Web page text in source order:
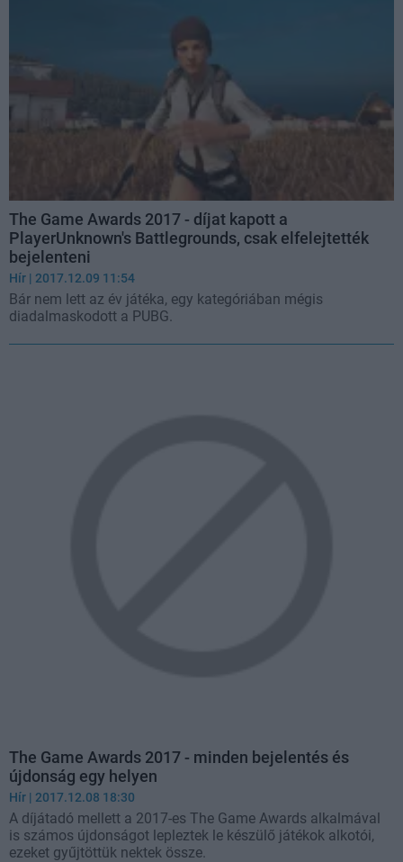
The Game Awards 2017 - díjat kapott a
PlayerUnknown's Battlegrounds, csak elfelejtették
bejelenteni
Hír | 2017.12.09 11:54
Bár nem lett az év játéka, egy kategóriában mégis
diadalmaskodott a PUBG.
The Game Awards 2017 - minden bejelentés és
újdonság egy helyen
Hír | 2017.12.08 18:30
A díjátadó mellett a 2017-es The Game Awards alkalmával
is számos újdonságot lepleztek le készülő játékok alkotói,
ezeket gyűjtöttük nektek össze.